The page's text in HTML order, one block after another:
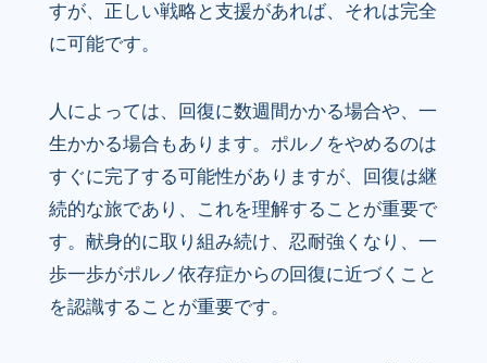
すが、正しい戦略と支援があれば、それは完全
に可能です。
人によっては、回復に数週間かかる場合や、一
生かかる場合もあります。ポルノをやめるのは
すぐに完了する可能性がありますが、回復は継
続的な旅であり、これを理解することが重要で
す。献身的に取り組み続け、忍耐強くなり、一
歩一歩がポルノ依存症からの回復に近づくこと
を認識することが重要です。